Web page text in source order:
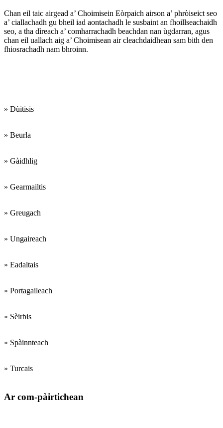
Chan eil taic airgead a’ Choimisein Eòrpaich airson a’ phròiseict seo
a’ ciallachadh gu bheil iad aontachadh le susbaint an fhoillseachaidh
seo, a tha dìreach a’ comharrachadh beachdan nan ùgdarran, agus
chan eil uallach aig a’ Choimisean air cleachdaidhean sam bith den
fhiosrachadh nam bhroinn.
» Dùitisis
» Beurla
» Gàidhlig
» Gearmailtis
» Greugach
» Ungaireach
» Eadaltais
» Portagaileach
» Sèirbis
» Spàinnteach
» Turcais
Ar com-pàirtichean